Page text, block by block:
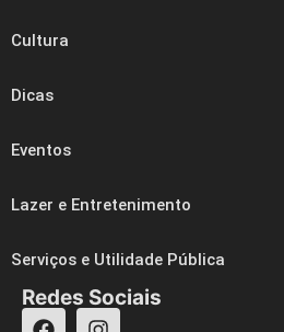
Cultura
Dicas
Eventos
Lazer e Entretenimento
Serviços e Utilidade Pública
Redes Sociais